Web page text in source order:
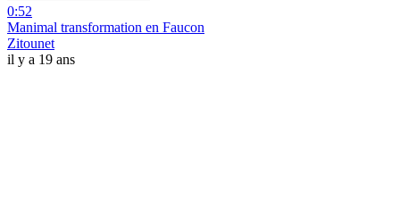
0:52
Manimal transformation en Faucon
Zitounet
il y a 19 ans